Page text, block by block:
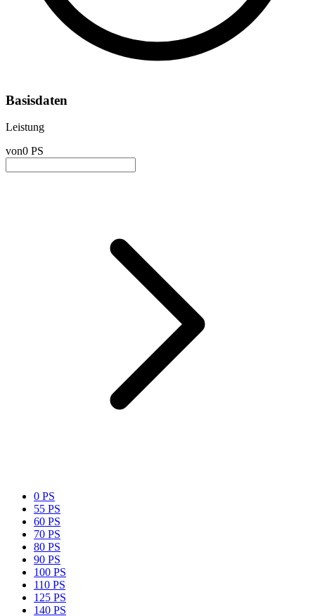
Basisdaten
Leistung
von0 PS
0 PS
55 PS
60 PS
70 PS
80 PS
90 PS
100 PS
110 PS
125 PS
140 PS